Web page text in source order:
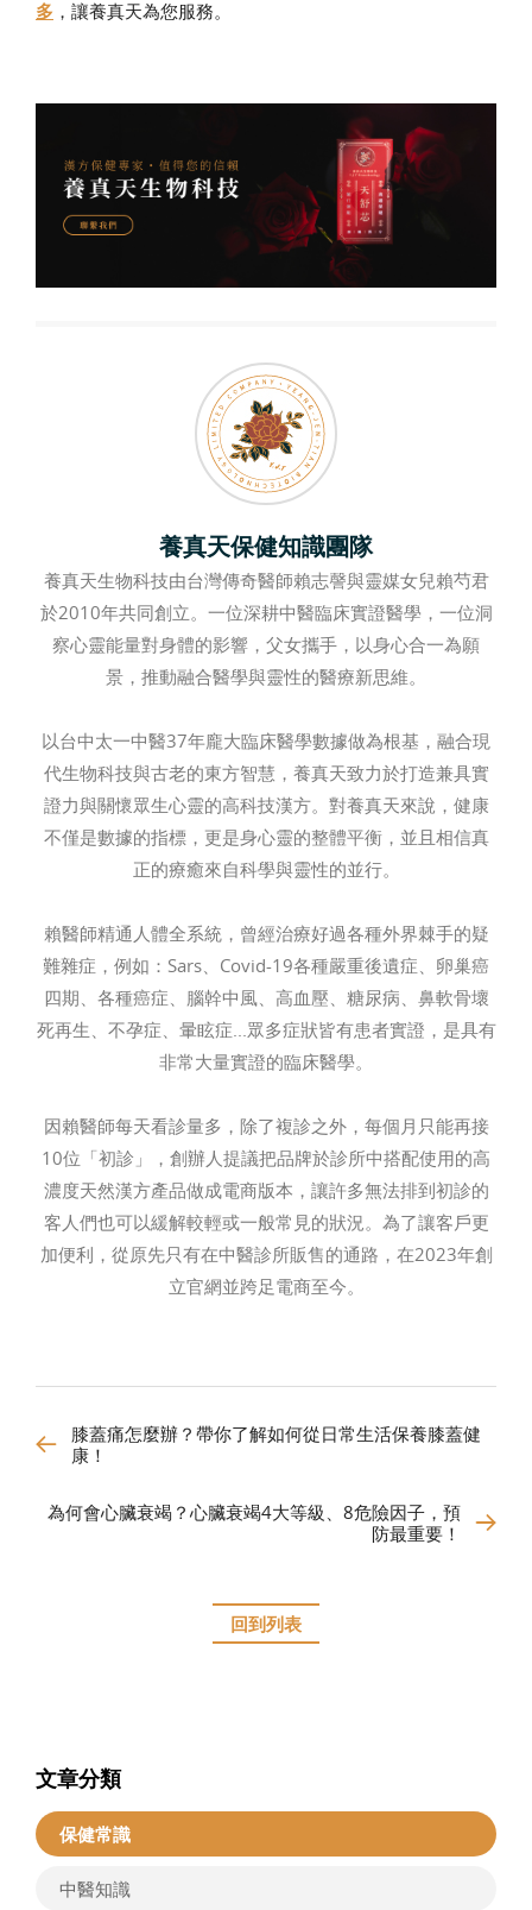
多 ，讓養真天為您服務。
養真天保健知識團隊
養真天生物科技由台灣傳奇醫師賴志謦與靈媒女兒賴芍君
於2010年共同創立。一位深耕中醫臨床實證醫學，一位洞
察心靈能量對身體的影響，父女攜手，以身心合一為願
景，推動融合醫學與靈性的醫療新思維。
以台中太一中醫37年龐大臨床醫學數據做為根基，融合現
代生物科技與古老的東方智慧，養真天致力於打造兼具實
證力與關懷眾生心靈的高科技漢方。對養真天來說，健康
不僅是數據的指標，更是身心靈的整體平衡，並且相信真
正的療癒來自科學與靈性的並行。
賴醫師精通人體全系統，曾經治療好過各種外界棘手的疑
難雜症，例如：Sars、Covid-19各種嚴重後遺症、卵巢癌
四期、各種癌症、腦幹中風、高血壓、糖尿病、鼻軟骨壞
死再生、不孕症、暈眩症...眾多症狀皆有患者實證，是具有
非常大量實證的臨床醫學。
因賴醫師每天看診量多，除了複診之外，每個月只能再接
10位「初診」，創辦人提議把品牌於診所中搭配使用的高
濃度天然漢方產品做成電商版本，讓許多無法排到初診的
客人們也可以緩解較輕或一般常見的狀況。為了讓客戶更
加便利，從原先只有在中醫診所販售的通路，在2023年創
立官網並跨足電商至今。
膝蓋痛怎麼辦？帶你了解如何從日常生活保養膝蓋健
康！
為何會心臟衰竭？心臟衰竭4大等級、8危險因子，預
防最重要！
回到列表
文章分類
保健常識
中醫知識